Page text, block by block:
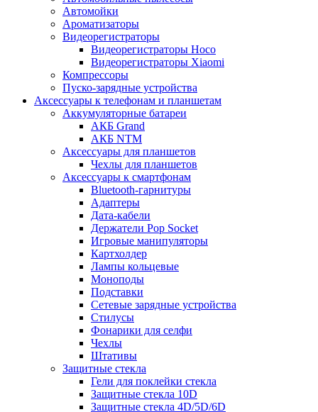
Автомойки
Ароматизаторы
Видеорегистраторы
Видеорегистраторы Hoco
Видеорегистраторы Xiaomi
Компрессоры
Пуско-зарядные устройства
Аксессуары к телефонам и планшетам
Аккумуляторные батареи
АКБ Grand
АКБ NTM
Аксессуары для планшетов
Чехлы для планшетов
Аксессуары к смартфонам
Bluetooth-гарнитуры
Адаптеры
Дата-кабели
Держатели Pop Socket
Игровые манипуляторы
Картхолдер
Лампы кольцевые
Моноподы
Подставки
Сетевые зарядные устройства
Стилусы
Фонарики для селфи
Чехлы
Штативы
Защитные стекла
Гели для поклейки стекла
Защитные стекла 10D
Защитные стекла 4D/5D/6D